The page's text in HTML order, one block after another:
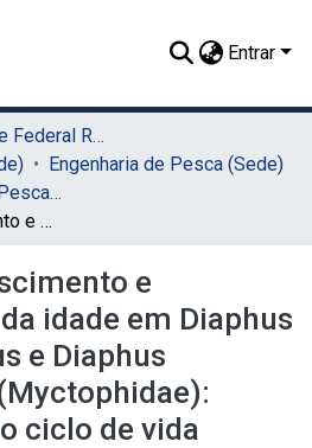
Entrar
01. Universidade Federal Rural de Pernambuco - UFRPE (Sede)
Engenharia de Pesca (Sede)
TCC - Engenharia de Pesca (Sede)
Análise do crescimento e determinação da idade em Diaphus brachycephalus e Diaphus perspicillatus (Myctophidae): comparação do ciclo de vida
e
idade em Diaphus
e Diaphus
ciclo de vida